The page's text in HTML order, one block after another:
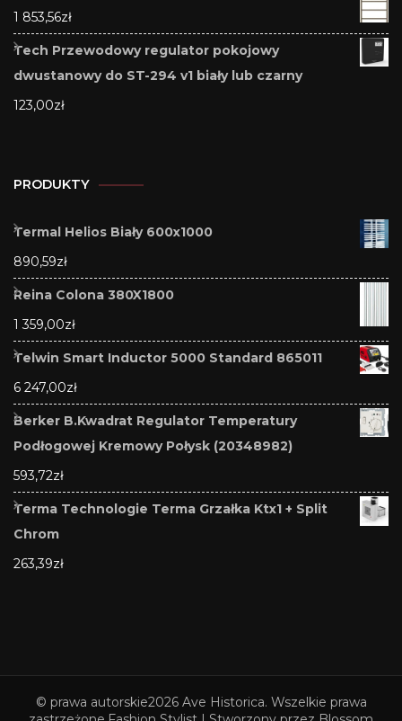
1 853,56zł
Tech Przewodowy regulator pokojowy
dwustanowy do ST-294 v1 biały lub czarny
123,00zł
PRODUKTY
Termal Helios Biały 600x1000
890,59zł
Reina Colona 380X1800
1 359,00zł
Telwin Smart Inductor 5000 Standard 865011
6 247,00zł
Berker B.Kwadrat Regulator Temperatury
Podłogowej Kremowy Połysk (20348982)
593,72zł
Terma Technologie Terma Grzałka Ktx1 + Split
Chrom
263,39zł
© prawa autorskie2026 Ave Historica. Wszelkie prawa